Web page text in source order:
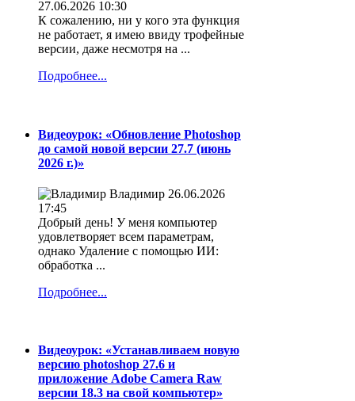
27.06.2026 10:30
К сожалению, ни у кого эта функция
не работает, я имею ввиду трофейные
версии, даже несмотря на ...
Подробнее...
Видеоурок: «Обновление Photoshop
до самой новой версии 27.7 (июнь
2026 г.)»
Владимир 26.06.2026
17:45
Добрый день! У меня компьютер
удовлетворяет всем параметрам,
однако Удаление с помощью ИИ:
обработка ...
Подробнее...
Видеоурок: «Устанавливаем новую
версию photoshop 27.6 и
приложение Adobe Camera Raw
версии 18.3 на свой компьютер»